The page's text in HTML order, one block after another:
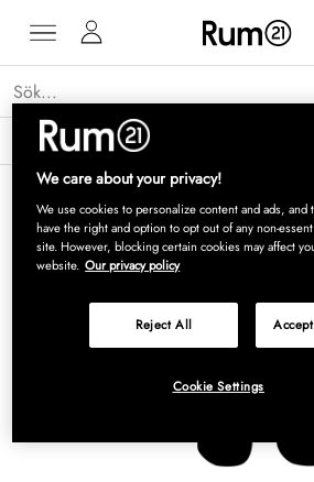
Få 15 % rabatt på Grythyttan Stålmöbler* →
We care about your privacy!
We use cookies to personalize content and ads, and
have the right and option to opt out of any non-
site. However, blocking certain cookies may affect
website. Our privacy policy
Reject All
Cookie Settings